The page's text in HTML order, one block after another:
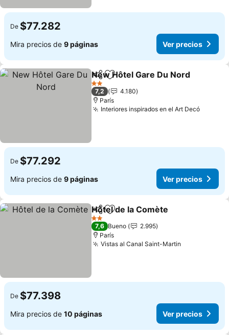
De $77.282
Mira precios de 9 páginas Ver precios
CompartirAgregar a favoritos
New Hôtel Gare Du Nord
2 Estrellas
7,2
4.180
París
Interiores inspirados en el Art Decó
De $77.292
Mira precios de 9 páginas Ver precios
CompartirAgregar a favoritos
Hôtel de la Comète
2 Estrellas
7,6 Bueno
2.995
París
Vistas al Canal Saint-Martin
De $77.398
Mira precios de 10 páginas Ver precios